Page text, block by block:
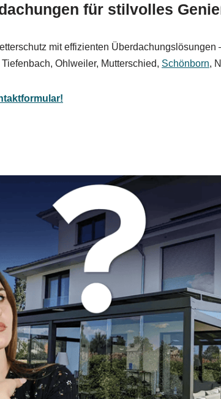
für stilvolles
mit effizienten
Ohlweiler, Mutterschied, Schönborn,